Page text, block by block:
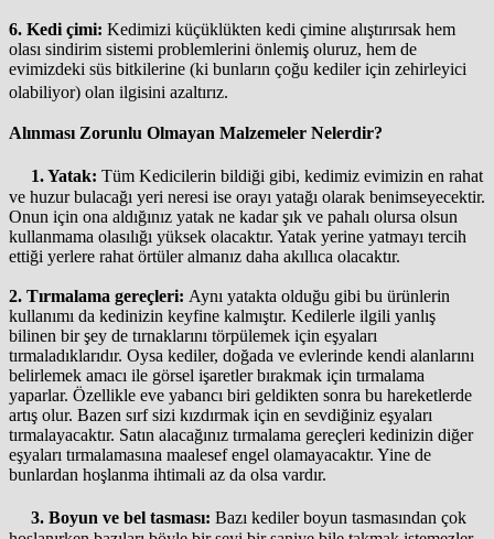
6. Kedi çimi: Kedimizi küçüklükten kedi çimine alıştırırsak hem
olası sindirim sistemi problemlerini önlemiş oluruz, hem de
evimizdeki süs bitkilerine (ki bunların çoğu kediler için zehirleyici
olabiliyor) olan ilgisini azaltırız.
Alınması Zorunlu Olmayan Malzemeler Nelerdir?
1. Yatak: Tüm Kedicilerin bildiği gibi, kedimiz evimizin en rahat
ve huzur bulacağı yeri neresi ise orayı yatağı olarak benimseyecektir.
Onun için ona aldığınız yatak ne kadar şık ve pahalı olursa olsun
kullanmama olasılığı yüksek olacaktır. Yatak yerine yatmayı tercih
ettiği yerlere rahat örtüler almanız daha akıllıca olacaktır.
2. Tırmalama gereçleri: Aynı yatakta olduğu gibi bu ürünlerin
kullanımı da kedinizin keyfine kalmıştır. Kedilerle ilgili yanlış
bilinen bir şey de tırnaklarını törpülemek için eşyaları
tırmaladıklarıdır. Oysa kediler, doğada ve evlerinde kendi alanlarını
belirlemek amacı ile görsel işaretler bırakmak için tırmalama
yaparlar. Özellikle eve yabancı biri geldikten sonra bu hareketlerde
artış olur. Bazen sırf sizi kızdırmak için en sevdiğiniz eşyaları
tırmalayacaktır. Satın alacağınız tırmalama gereçleri kedinizin diğer
eşyaları tırmalamasına maalesef engel olamayacaktır. Yine de
bunlardan hoşlanma ihtimali az da olsa vardır.
3. Boyun ve bel tasması: Bazı kediler boyun tasmasından çok